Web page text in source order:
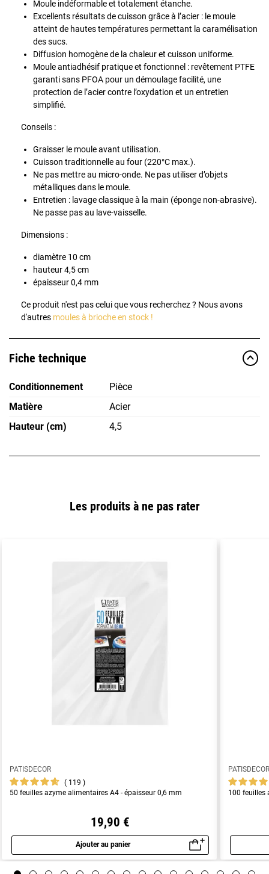
Moule indéformable et totalement étanche.
Excellents résultats de cuisson grâce à l’acier : le moule
atteint de hautes températures permettant la caramélisation
des sucs.
Diffusion homogène de la chaleur et cuisson uniforme.
Moule antiadhésif pratique et fonctionnel : revêtement PTFE
garanti sans PFOA pour un démoulage facilité, une
protection de l’acier contre l’oxydation et un entretien
simplifié.
Conseils :
Graisser le moule avant utilisation.
Cuisson traditionnelle au four (220°C max.).
Ne pas mettre au micro-onde. Ne pas utiliser d’objets
métalliques dans le moule.
Entretien : lavage classique à la main (éponge non-abrasive).
Ne passe pas au lave-vaisselle.
Dimensions :
diamètre 10 cm
hauteur 4,5 cm
épaisseur 0,4 mm
Ce produit n'est pas celui que vous recherchez ? Nous avons
d'autres moules à brioche en stock !
Fiche technique
Conditionnement
Pièce
Matière
Acier
Hauteur (cm)
4,5
Les produits à ne pas rater
PATISDECOR
119
50 feuilles azyme alimentaires A4 - épaisseur 0,6 mm
19,90 €
Ajouter au panier
Aperçu rapide
100 feuilles